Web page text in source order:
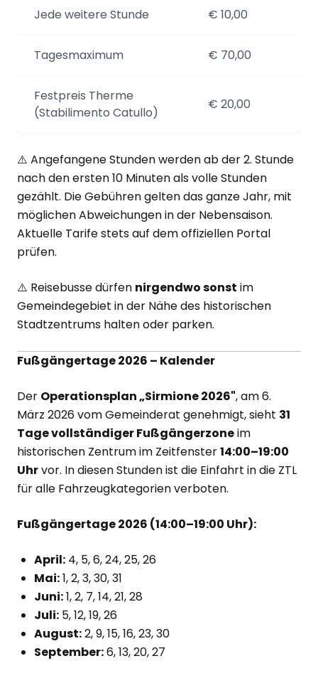
Jede weitere Stunde € 10,00
Tagesmaximum € 70,00
Festpreis Therme
(Stabilimento Catullo)
€ 20,00
⚠️ Angefangene Stunden werden ab der 2. Stunde
nach den ersten 10 Minuten als volle Stunden
gezählt. Die Gebühren gelten das ganze Jahr, mit
möglichen Abweichungen in der Nebensaison.
Aktuelle Tarife stets auf dem offiziellen Portal
prüfen.
⚠️ Reisebusse dürfen nirgendwo sonst im
Gemeindegebiet in der Nähe des historischen
Stadtzentrums halten oder parken.
Fußgängertage 2026 – Kalender
Der Operationsplan „Sirmione 2026", am 6.
März 2026 vom Gemeinderat genehmigt, sieht 31
Tage vollständiger Fußgängerzoneim
historischen Zentrum im Zeitfenster14:00–19:00
Uhrvor. In diesen Stunden ist die Einfahrt in die ZTL
für alle Fahrzeugkategorien verboten.
Fußgängertage 2026 (14:00–19:00 Uhr):
April: 4, 5, 6, 24, 25, 26
Mai:1, 2, 3, 30, 31
Juni:1, 2, 7, 14, 21, 28
Juli: 5, 12, 19, 26
August:2, 9, 15, 16, 23, 30
September:6, 13, 20, 27